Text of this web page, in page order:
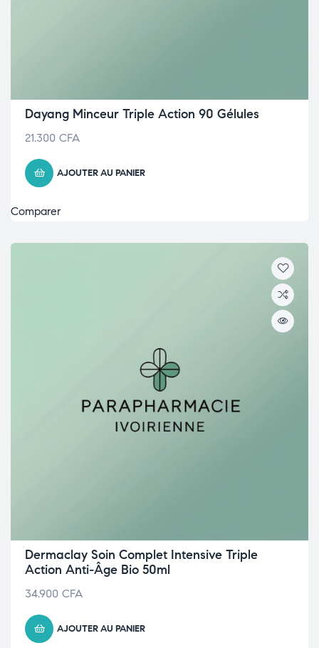
Dayang Minceur Triple Action 90 Gélules
21.300 CFA
AJOUTER AU PANIER
Comparer
Dermaclay Soin Complet Intensive Triple
Action Anti-Âge Bio 50ml
34.900 CFA
AJOUTER AU PANIER